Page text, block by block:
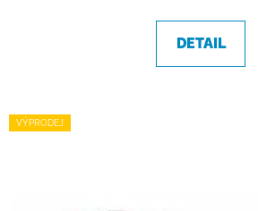
DETAIL
VÝPRODEJ